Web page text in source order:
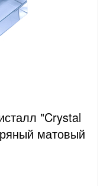
"Crystal
матовый